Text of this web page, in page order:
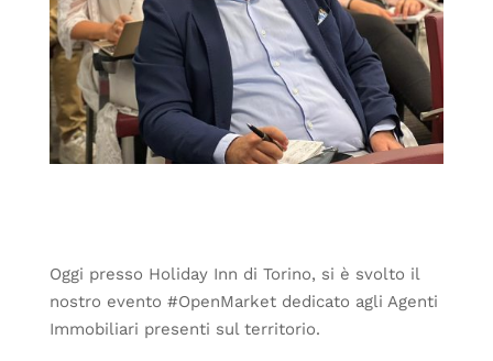
Oggi presso Holiday Inn di Torino, si è svolto il
nostro evento #OpenMarket dedicato agli Agenti
Immobiliari presenti sul territorio.